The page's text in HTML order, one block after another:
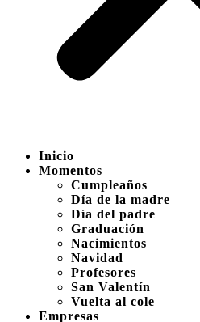
Inicio
Momentos
Cumpleaños
Día de la madre
Día del padre
Graduación
Nacimientos
Navidad
Profesores
San Valentín
Vuelta al cole
Empresas